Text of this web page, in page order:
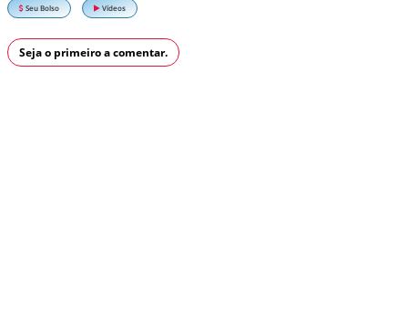
Seu Bolso Vídeos
Seja o primeiro a comentar.